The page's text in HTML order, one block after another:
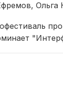
Ольга